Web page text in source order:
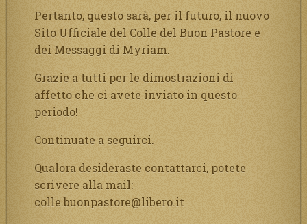
Pertanto, questo sarà, per il futuro, il nuovo
Sito Ufficiale del Colle del Buon Pastore e
dei Messaggi di Myriam.
Grazie a tutti per le dimostrazioni di
affetto che ci avete inviato in questo
periodo!
Continuate a seguirci.
Qualora desideraste contattarci, potete
scrivere alla mail:
colle.buonpastore@libero.it